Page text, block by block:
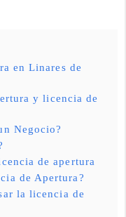
en Linares de
y licencia de
Negocio?
de apertura
de Apertura?
la licencia de